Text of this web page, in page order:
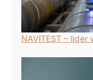
NAVITEST – lider